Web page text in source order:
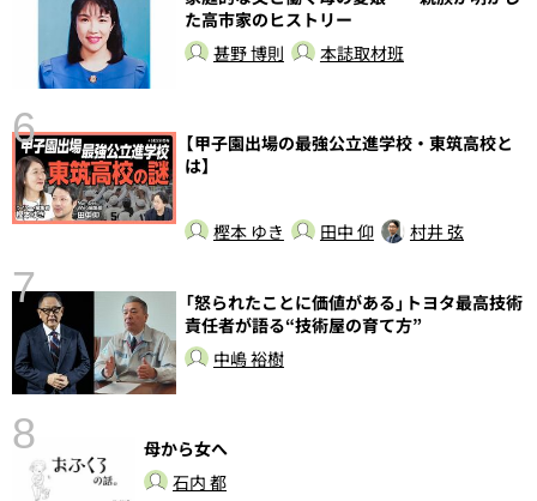
た高市家のヒストリー
甚野 博則
本誌取材班
6
【甲子園出場の最強公立進学校・東筑高校と
は】
樫本 ゆき 田中 仰 村井 弦
7
「怒られたことに価値がある」トヨタ最高技術
責任者が語る“技術屋の育て方”
中嶋 裕樹
8
母から女へ
石内 都